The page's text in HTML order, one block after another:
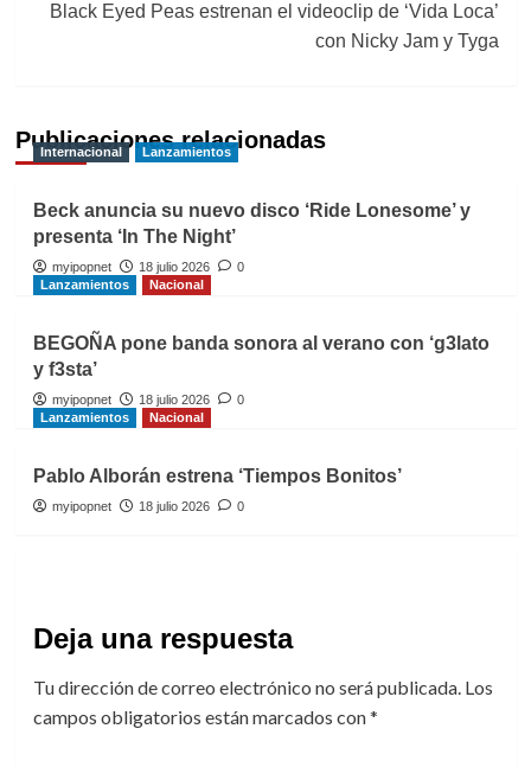
Black Eyed Peas estrenan el videoclip de ‘Vida Loca’
con Nicky Jam y Tyga
Publicaciones relacionadas
Internacional Lanzamientos
Beck anuncia su nuevo disco ‘Ride Lonesome’ y
presenta ‘In The Night’
myipopnet 18 julio 2026
0
Lanzamientos
Nacional
BEGOÑA pone banda sonora al verano con ‘g3lato
y f3sta’
myipopnet 18 julio 2026
0
Lanzamientos
Nacional
Pablo Alborán estrena ‘Tiempos Bonitos’
myipopnet 18 julio 2026 0
Deja una respuesta
Tu dirección de correo electrónico no será publicada. Los
campos obligatorios están marcados con*